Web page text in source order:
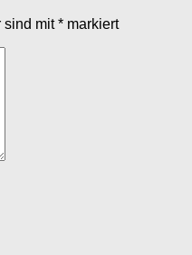
sind mit* markiert